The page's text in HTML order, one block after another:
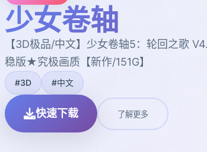
少女卷轴
【3D极品/中文】少女卷轴5：轮回之歌
稳版★究极画质【新作/151G】
#3D #中文
快速下载 了解更多